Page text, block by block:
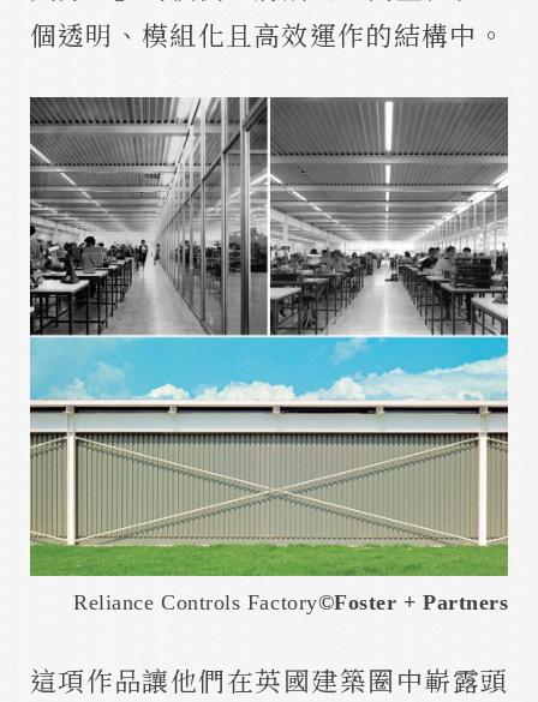
個透明、模組化且高效運作的結構中。
Reliance Controls Factory©Foster + Partners
這項作品讓他們在英國建築圈中嶄露頭